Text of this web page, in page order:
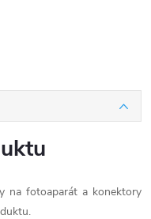
na fotoaparát a konektory